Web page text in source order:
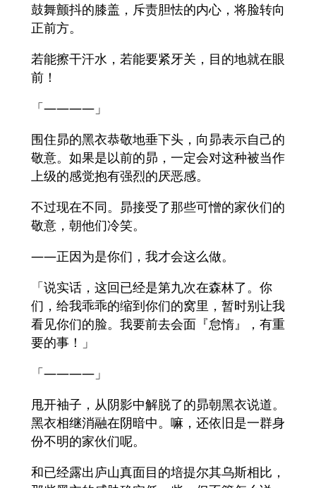
鼓舞颤抖的膝盖，斥责胆怯的内心，将脸转向
正前方。
若能擦干汗水，若能要紧牙关，目的地就在眼
前！
「————」
围住昴的黑衣恭敬地垂下头，向昴表示自己的
敬意。如果是以前的昴，一定会对这种被当作
上级的感觉抱有强烈的厌恶感。
不过现在不同。昴接受了那些可憎的家伙们的
敬意，朝他们冷笑。
——正因为是你们，我才会这么做。
「说实话，这回已经是第九次在森林了。你
们，给我乖乖的缩到你们的窝里，暂时别让我
看见你们的脸。我要前去会面『怠惰』，有重
要的事！」
「————」
甩开袖子，从阴影中解脱了的昴朝黑衣说道。
黑衣相继消融在阴暗中。嘛，还依旧是一群身
份不明的家伙们呢。
和已经露出庐山真面目的培提尔其乌斯相比，